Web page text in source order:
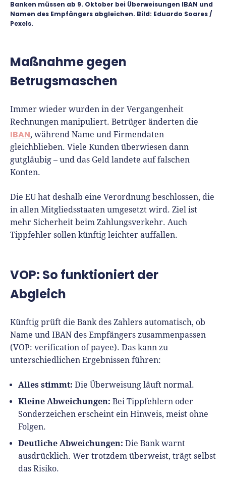
Weitere Tools & Vorlagen
Steuerberatung
Deals
Banken müssen ab 9. Oktober bei Überweisungen IBAN und
Namen des Empfängers abgleichen. Bild: Eduardo Soares /
Pexels.
Maßnahme gegen
Betrugsmaschen
Immer wieder wurden in der Vergangenheit
Rechnungen manipuliert. Betrüger änderten die
IBAN, während Name und Firmendaten
gleichblieben. Viele Kunden überwiesen dann
gutgläubig – und das Geld landete auf falschen
Konten.
Die EU hat deshalb eine Verordnung beschlossen, die
in allen Mitgliedsstaaten umgesetzt wird. Ziel ist
mehr Sicherheit beim Zahlungsverkehr. Auch
Tippfehler sollen künftig leichter auffallen.
VOP: So funktioniert der
Abgleich
Künftig prüft die Bank des Zahlers automatisch, ob
Name und IBAN des Empfängers zusammenpassen
(VOP: verification of payee). Das kann zu
unterschiedlichen Ergebnissen führen:
Alles stimmt: Die Überweisung läuft normal.
Kleine Abweichungen: Bei Tippfehlern oder
Sonderzeichen erscheint ein Hinweis, meist ohne
Folgen.
Deutliche Abweichungen: Die Bank warnt
ausdrücklich. Wer trotzdem überweist, trägt selbst
das Risiko.